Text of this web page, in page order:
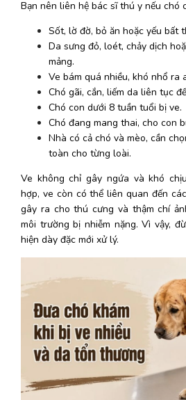
Bạn nên liên hệ bác sĩ thú y nếu chó
Sốt, lờ đờ, bỏ ăn hoặc yếu bất
Da sưng đỏ, loét, chảy dịch
mảng.
Ve bám quá nhiều, khó nhổ ra
Chó gãi, cắn, liếm da liên tục
Chó con dưới 8 tuần tuổi bị ve.
Chó đang mang thai, cho con
Nhà có cả chó và mèo, cần
toàn cho từng loài.
Ve không chỉ gây ngứa và khó
hợp, ve còn có thể liên quan đến
gây ra cho thú cưng và thậm chí
môi trường bị nhiễm nặng. Vì vậy,
hiện dày đặc mới xử lý.